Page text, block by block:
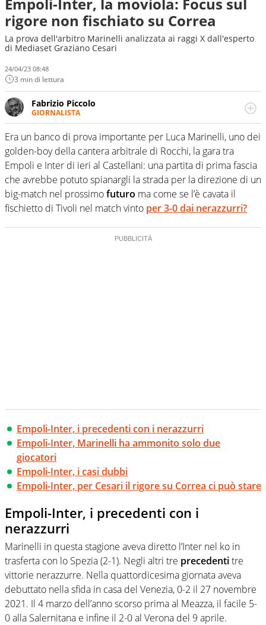
rigore non fischiato su Correa
La prova dell'arbitro Marinelli analizzata ai raggi X dall'esperto
di Mediaset Graziano Cesari
24/04/23 08:48
3 min di lettura
Fabrizio Piccolo
GIORNALISTA
Nella sua carriera ha seguito numerose manifestazioni
sportive e collaborato con agenzie e testate. Esperienza,
competenza, conoscenza e memoria storica. Si occupa
prevalentemente di calcio
Era un banco di prova importante per Luca Marinelli, uno dei
golden-boy della cantera arbitrale di Rocchi, la gara tra
Empoli e Inter di ieri al Castellani: una partita di prima fascia
che avrebbe potuto spianargli la strada per la direzione di un
big-match nel prossimofuturo ma come se l’è cavata il
fischietto di Tivoli nel match vinto per 3-0 dai nerazzurri?
Empoli-Inter, i precedenti con i nerazzurri
Empoli-Inter, Marinelli ha ammonito solo due
giocatori
Empoli-Inter, i casi dubbi
Empoli-Inter, per Cesari il rigore su Correa ci può stare
Empoli-Inter, i precedenti con i
nerazzurri
Marinelli in questa stagione aveva diretto l’Inter nel ko in
trasferta con lo Spezia (2-1). Negli altri tre precedentitre
vittorie nerazzurre. Nella quattordicesima giornata aveva
debuttato nella sfida in casa del Venezia, 0-2 il 27 novembre
2021. Il 4 marzo dell’anno scorso prima al Meazza, il facile 5-
0 alla Salernitana e infine il 2-0 al Verona del 9 aprile.